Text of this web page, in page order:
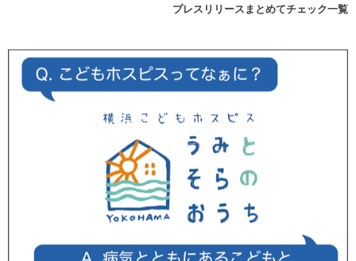
プレスリリースまとめてチェック一覧